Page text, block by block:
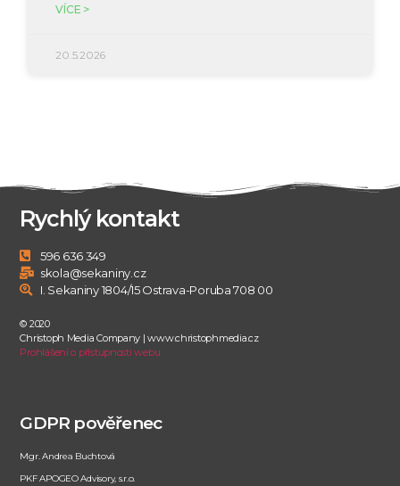
VÍCE >
20.5.2026
Rychlý kontakt
596 636 349
skola@sekaniny.cz
I. Sekaniny 1804/15 Ostrava-Poruba 708 00
© 2020
Christoph Media Company | www.christophmedia.cz
Prohlášení o přístupnosti webu
GDPR pověřenec
Mgr. Andrea Buchtová
PKF APOGEO Advisory, s.r.o.